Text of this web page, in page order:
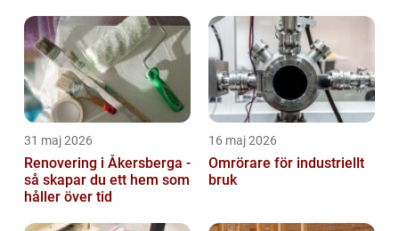
31 maj 2026
Renovering i Åkersberga -
så skapar du ett hem som
håller över tid
16 maj 2026
Omrörare för industriellt
bruk